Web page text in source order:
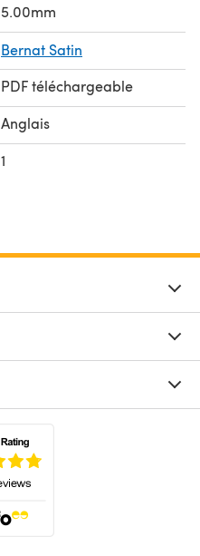
5.00mm
Bernat Satin
PDF téléchargeable
Anglais
1